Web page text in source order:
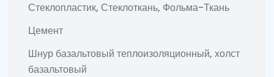
Стеклопластик, Стеклоткань, Фольма-Ткань
Цемент
Шнур базальтовый теплоизоляционный, холст
базальтовый